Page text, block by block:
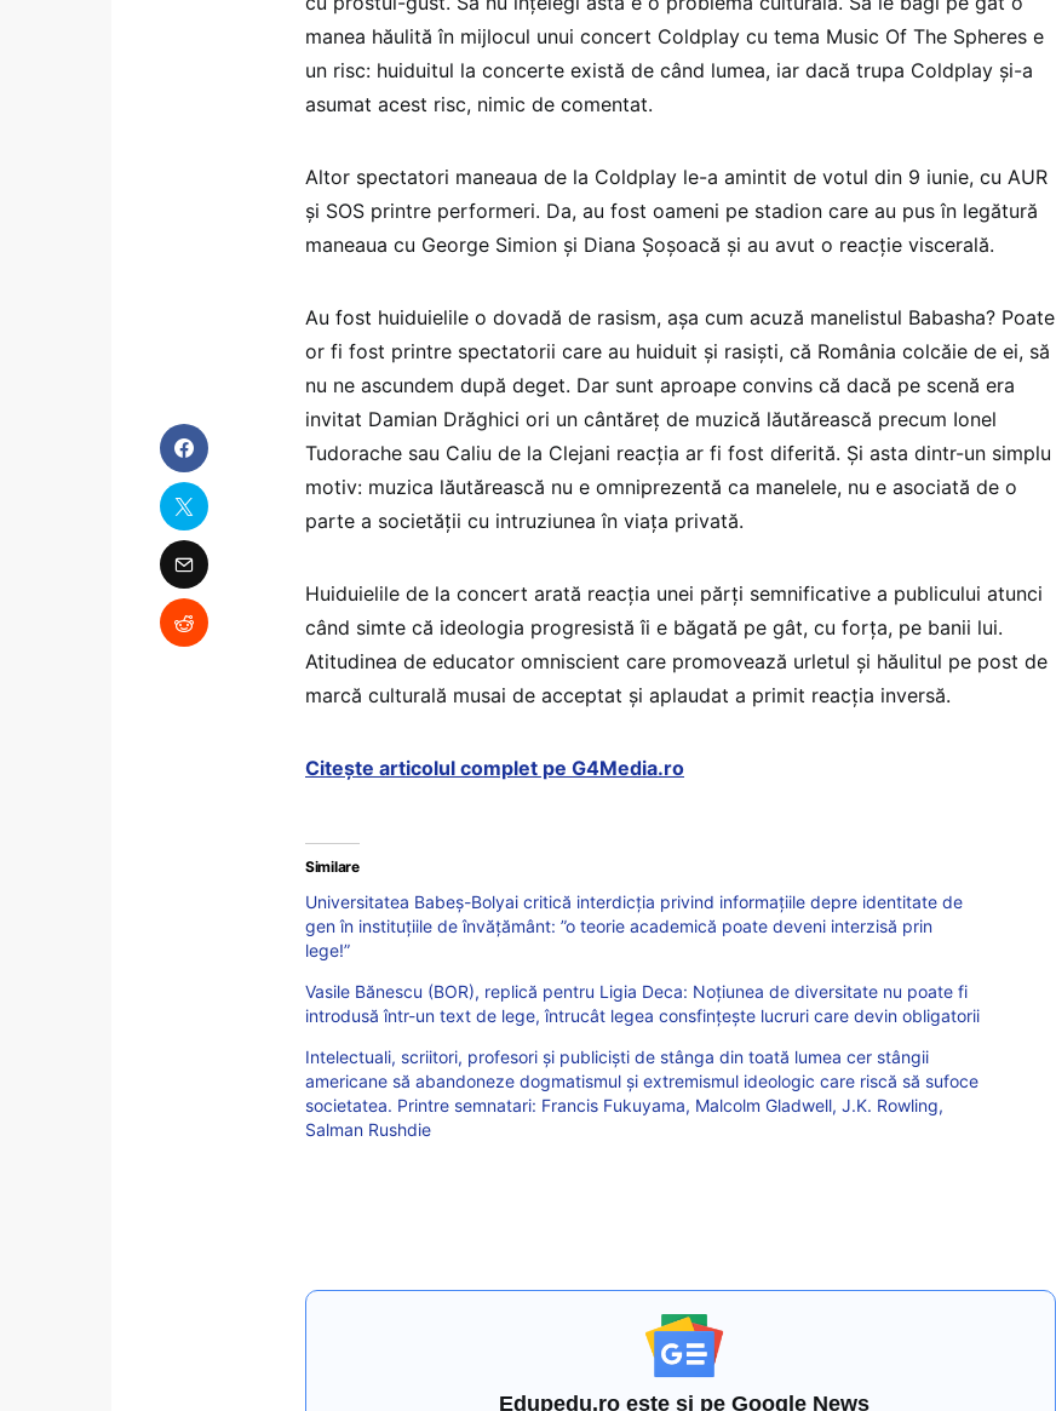
manea hăulită în mijlocul unui concert Coldplay cu tema Music Of The Spheres e
un risc: huiduitul la concerte există de când lumea, iar dacă trupa Coldplay și-a
asumat acest risc, nimic de comentat.
Altor spectatori maneaua de la Coldplay le-a amintit de votul din 9 iunie, cu AUR
și SOS printre performeri. Da, au fost oameni pe stadion care au pus în legătură
maneaua cu George Simion și Diana Șoșoacă și au avut o reacție viscerală.
Au fost huiduielile o dovadă de rasism, așa cum acuză manelistul Babasha? Poate
or fi fost printre spectatorii care au huiduit și rasiști, că România colcăie de ei, să
nu ne ascundem după deget. Dar sunt aproape convins că dacă pe scenă era
invitat Damian Drăghici ori un cântăreț de muzică lăutărească precum Ionel
Tudorache sau Caliu de la Clejani reacția ar fi fost diferită. Și asta dintr-un simplu
motiv: muzica lăutărească nu e omniprezentă ca manelele, nu e asociată de o
parte a societății cu intruziunea în viața privată.
Huiduielile de la concert arată reacția unei părți semnificative a publicului atunci
când simte că ideologia progresistă îi e băgată pe gât, cu forța, pe banii lui.
Atitudinea de educator omniscient care promovează urletul și hăulitul pe post de
marcă culturală musai de acceptat și aplaudat a primit reacția inversă.
Citește articolul complet pe G4Media.ro
Similare
Universitatea Babeș-Bolyai critică interdicția privind informațiile depre identitate de
gen în instituțiile de învățământ: ”o teorie academică poate deveni interzisă prin
lege!”
Vasile Bănescu (BOR), replică pentru Ligia Deca: Noţiunea de diversitate nu poate fi
introdusă într-un text de lege, întrucât legea consfinţeşte lucruri care devin obligatorii
Intelectuali, scriitori, profesori și publiciști de stânga din toată lumea cer stângii
americane să abandoneze dogmatismul și extremismul ideologic care riscă să sufoce
societatea. Printre semnatari: Francis Fukuyama, Malcolm Gladwell, J.K. Rowling,
Salman Rushdie
Edupedu.ro este și pe Google News